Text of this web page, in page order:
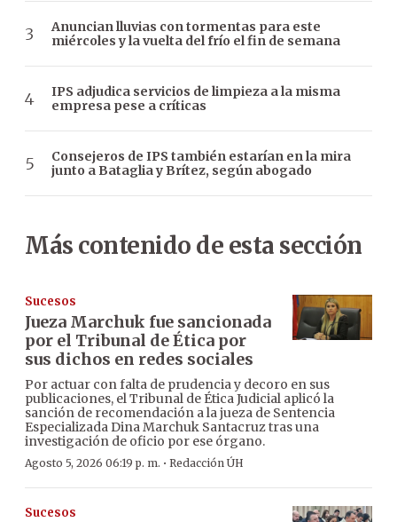
Anuncian lluvias con tormentas para este
miércoles y la vuelta del frío el fin de semana
IPS adjudica servicios de limpieza a la misma
empresa pese a críticas
Consejeros de IPS también estarían en la mira
junto a Bataglia y Brítez, según abogado
Más contenido de esta sección
Sucesos
Jueza Marchuk fue sancionada
por el Tribunal de Ética por
sus dichos en redes sociales
Por actuar con falta de prudencia y decoro en sus
publicaciones, el Tribunal de Ética Judicial aplicó la
sanción de recomendación a la jueza de Sentencia
Especializada Dina Marchuk Santacruz tras una
investigación de oficio por ese órgano.
Agosto 5, 2026 06:19 p. m. · Redacción ÚH
Sucesos